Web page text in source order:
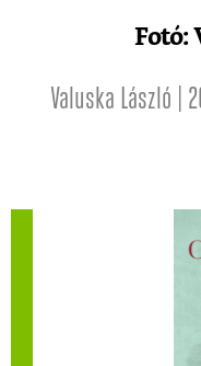
Fotó:
Valuska László |